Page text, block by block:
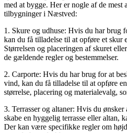
med at bygge. Her er nogle af de
tilbygninger i Næstved:
1. Skure og udhuse: Hvis du har brug
kan du få tilladelse til at opføre et skur
Størrelsen og placeringen af skuret
de gældende regler og bestemmelser.
2. Carporte: Hvis du har brug for at
vind, kan du få tilladelse til at opføre
størrelse, placering og materialevalg,
3. Terrasser og altaner: Hvis du
skabe en hyggelig terrasse eller altan,
Der kan være specifikke regler om